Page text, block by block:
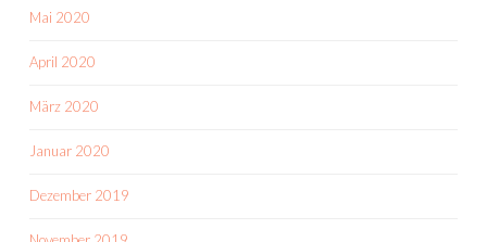
Mai 2020
April 2020
März 2020
Januar 2020
Dezember 2019